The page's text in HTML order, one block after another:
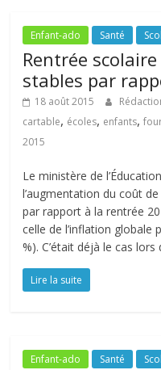
Enfant-ado Santé
Rentrée
stables par
18 août 2015
cartable, écoles, enfants,
2015
Le ministère de
l’augmentation du coût
par rapport à la rentrée
celle de l’inflation globale
%). C’était déjà le cas
Lire la suite
Enfant-ado Santé